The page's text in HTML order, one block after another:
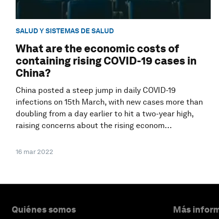
SALUD Y SISTEMAS DE SALUD
What are the economic costs of
containing rising COVID-19 cases in
China?
China posted a steep jump in daily COVID-19
infections on 15th March, with new cases more than
doubling from a day earlier to hit a two-year high,
raising concerns about the rising econom...
16 mar 2022
Quiénes somos Más